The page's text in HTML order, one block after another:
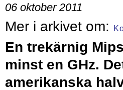
06 oktober 2011
En trekärnig
minst en GHz.
amerikanska